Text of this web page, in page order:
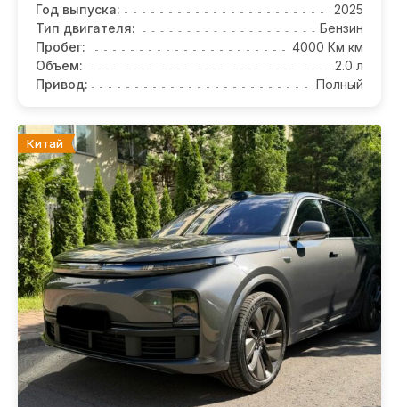
Год выпуска:
2025
Тип двигателя:
Бензин
Пробег:
4000 Км км
Объем:
2.0 л
Привод:
Полный
Китай